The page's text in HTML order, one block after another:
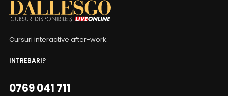
Cursuri interactive after-work.
INTREBARI?
0769 041 711